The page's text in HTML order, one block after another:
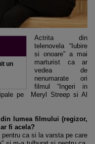
un
Actrita din
telenovela “Iubire
si onoare” a mai
marturist ca ar
vedea de
nenumarate ori
filmul “Ingeri in
pe Meryl Streep si Al
lumea filmului (regizor,
fi acela?
ca si la varsta pe care